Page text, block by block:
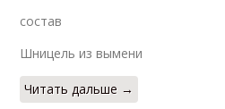
состав
Шницель из вымени
Читать дальше →